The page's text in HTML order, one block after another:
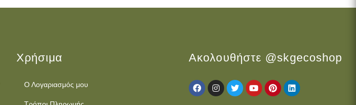
Χρήσιμα
Ο Λογαριασμός μου
Ακολουθήστε @skgecoshop